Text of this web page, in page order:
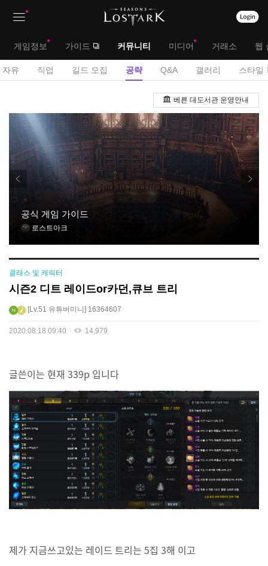
뉴
대
메
게임정보 가이드 커뮤니티 미디어 거래소 웹
서
메
뉴
자유 직업 길드 모집 공략 Q&A 갤러리 스타일
략
판
베른 대도서관 운영안내
공식 게임 가이드
로스트아크
클래스 및 캐릭터
시즌2 디트 레이드or카던,큐브 트리
Lv.51 유튜버미니 16364607
2020.08.18 09:40 14,979
글쓴이는 현재 339p 입니다
제가 지금쓰고있는 레이드 트리는 5집 3해 이고